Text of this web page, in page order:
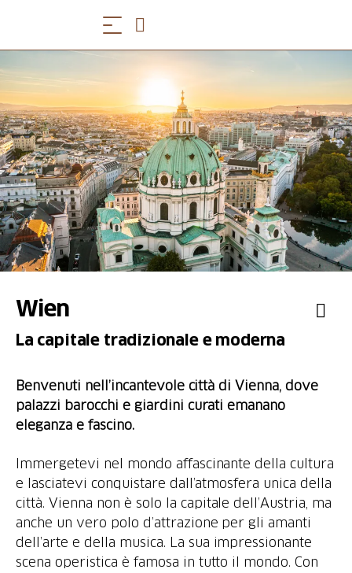
Wien
La capitale tradizionale e moderna
Benvenuti nell’incantevole città di Vienna, dove
palazzi barocchi e giardini curati emanano
eleganza e fascino.
Immergetevi nel mondo affascinante della cultura
e lasciatevi conquistare dall’atmosfera unica della
città. Vienna non è solo la capitale dell’Austria, ma
anche un vero polo d’attrazione per gli amanti
dell’arte e della musica. La sua impressionante
scena operistica è famosa in tutto il mondo. Con